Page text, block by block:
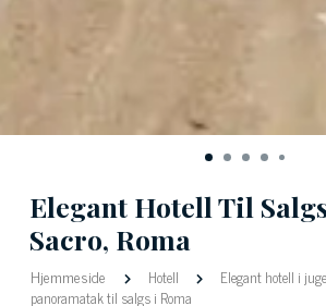
Elegant Hotell Til
Sacro, Roma
Hjemmeside Hotell
Elegant hotell i
panoramatak til salgs i Roma